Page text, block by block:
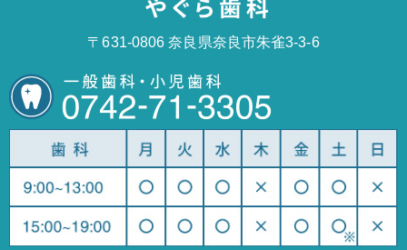
〒631-0806 奈良県奈良市朱雀3-3-6